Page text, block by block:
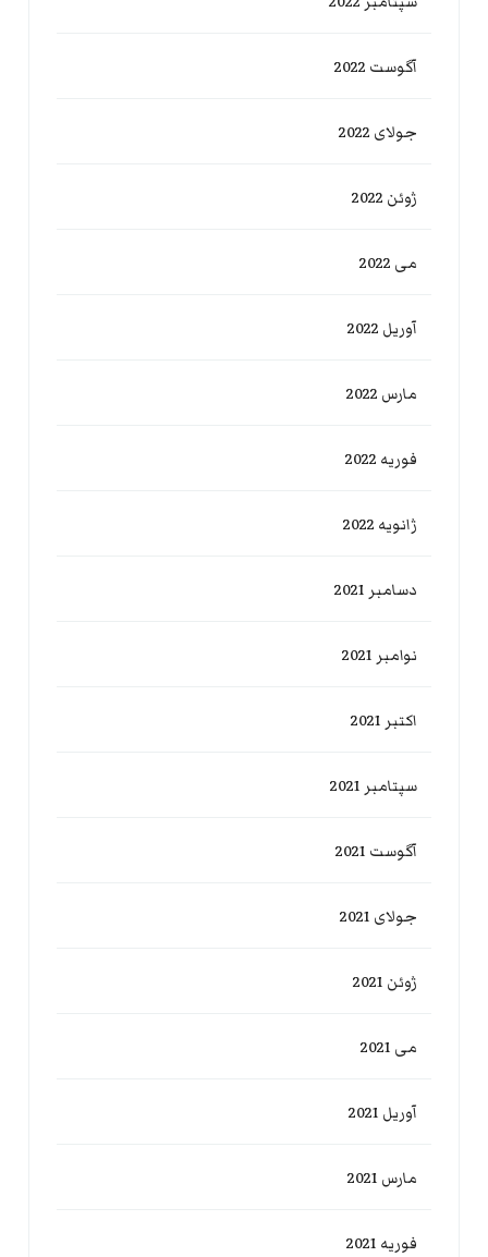
آگوست 2022
جولای 2022
ژوئن 2022
می 2022
آوریل 2022
مارس 2022
فوریه 2022
ژانویه 2022
دسامبر 2021
نوامبر 2021
اکتبر 2021
سپتامبر 2021
آگوست 2021
جولای 2021
ژوئن 2021
می 2021
آوریل 2021
مارس 2021
فوریه 2021